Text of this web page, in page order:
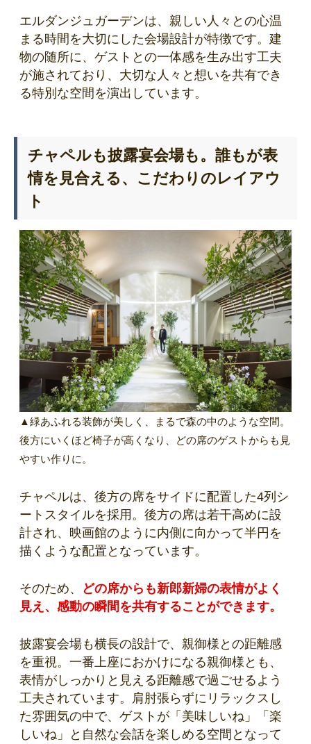
エルダンジュガーデンは、親しい人々との心温
まる時間を大切にした会場設計が特徴です。建
物の随所に、ゲストとの一体感を生み出す工夫
が施されており、大切な人々と想いを共有でき
る特別な空間を演出しています。
チャペルも披露宴会場も。誰もが表
情を見合える、こだわりのレイアウ
ト
▲緑あふれる装飾が美しく、まるで森の中のような空間。
後方にいくほど椅子が高くなり、どの席のゲストからも見
やすい作りに。
チャペルは、後方の席をサイドに配置した4列シ
ートスタイルを採用。後方の席は若干高めに設
計され、映画館のように内側に向かって半円を
描くような配置となっています。
そのため、 どの席からも新郎新婦の表情がよく
見え、感動の瞬間を共有することができます。
披露宴会場も横長の設計で、親御様との距離感
を重視。一番上座におかけになる親御様とも、
表情がしっかりと見える距離感で過ごせるよう
工夫されています。肩肘張らずにリラックスし
た雰囲気の中で、ゲストが「美味しいね」「楽
しいね」と自然な会話を楽しめる空間となって